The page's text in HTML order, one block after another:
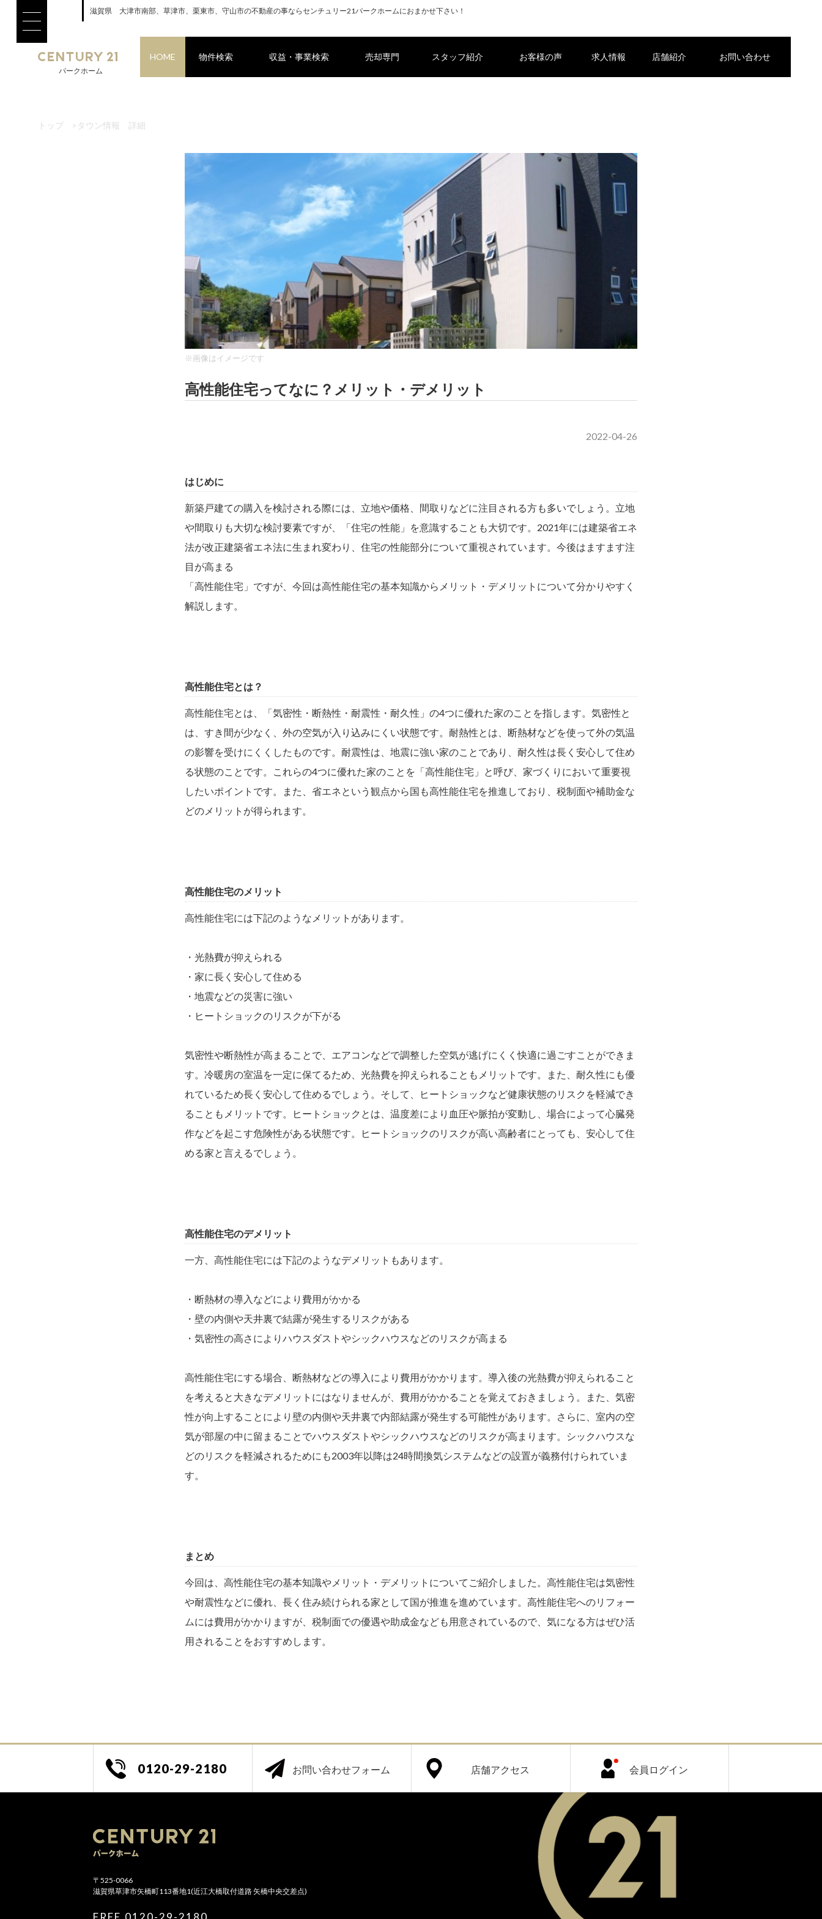
滋賀県 大津市南部、草津市、栗東市、守山市の不動産の事ならセンチュリー21パークホームにおまかせ下さい！
パークホーム
HOME 物件検索 収益・事業検索 売却専門 スタッフ紹介 お客様の声 求人情報 店舗紹介 お問い合わせ
トップ > タウン情報 詳細
※画像はイメージです
高性能住宅ってなに？メリット・デメリット
2022-04-26
はじめに
新築戸建ての購入を検討される際には、立地や価格、間取りなどに注目される方も多いでしょう。立地
や間取りも大切な検討要素ですが、「住宅の性能」を意識することも大切です。2021年には建築省エネ
法が改正建築省エネ法に生まれ変わり、住宅の性能部分について重視されています。今後はますます注
目が高まる
「高性能住宅」ですが、今回は高性能住宅の基本知識からメリット・デメリットについて分かりやすく
解説します。
高性能住宅とは？
高性能住宅とは、「気密性・断熱性・耐震性・耐久性」の4つに優れた家のことを指します。気密性と
は、すき間が少なく、外の空気が入り込みにくい状態です。耐熱性とは、断熱材などを使って外の気温
の影響を受けにくくしたものです。耐震性は、地震に強い家のことであり、耐久性は長く安心して住め
る状態のことです。これらの4つに優れた家のことを「高性能住宅」と呼び、家づくりにおいて重要視
したいポイントです。また、省エネという観点から国も高性能住宅を推進しており、税制面や補助金な
どのメリットが得られます。
高性能住宅のメリット
高性能住宅には下記のようなメリットがあります。
・光熱費が抑えられる
・家に長く安心して住める
・地震などの災害に強い
・ヒートショックのリスクが下がる
気密性や断熱性が高まることで、エアコンなどで調整した空気が逃げにくく快適に過ごすことができま
す。冷暖房の室温を一定に保てるため、光熱費を抑えられることもメリットです。また、耐久性にも優
れているため長く安心して住めるでしょう。そして、ヒートショックなど健康状態のリスクを軽減でき
ることもメリットです。ヒートショックとは、温度差により血圧や脈拍が変動し、場合によって心臓発
作などを起こす危険性がある状態です。ヒートショックのリスクが高い高齢者にとっても、安心して住
める家と言えるでしょう。
高性能住宅のデメリット
一方、高性能住宅には下記のようなデメリットもあります。
・断熱材の導入などにより費用がかかる
・壁の内側や天井裏で結露が発生するリスクがある
・気密性の高さによりハウスダストやシックハウスなどのリスクが高まる
高性能住宅にする場合、断熱材などの導入により費用がかかります。導入後の光熱費が抑えられること
を考えると大きなデメリットにはなりませんが、費用がかかることを覚えておきましょう。また、気密
性が向上することにより壁の内側や天井裏で内部結露が発生する可能性があります。さらに、室内の空
気が部屋の中に留まることでハウスダストやシックハウスなどのリスクが高まります。シックハウスな
どのリスクを軽減されるためにも2003年以降は24時間換気システムなどの設置が義務付けられていま
す。
まとめ
今回は、高性能住宅の基本知識やメリット・デメリットについてご紹介しました。高性能住宅は気密性
や耐震性などに優れ、長く住み続けられる家として国が推進を進めています。高性能住宅へのリフォー
ムには費用がかかりますが、税制面での優遇や助成金なども用意されているので、気になる方はぜひ活
用されることをおすすめします。
0120-29-2180 お問い合わせフォーム 店舗アクセス 会員ログイン
〒525-0066
滋賀県草津市矢橋町113番地1(近江大橋取付道路 矢橋中央交差点)